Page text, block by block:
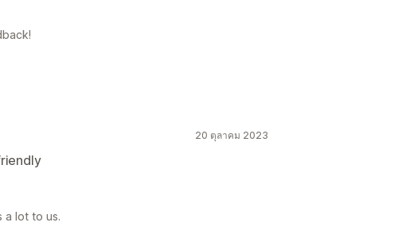
20 ตุลาคม 2023
a lot to us.